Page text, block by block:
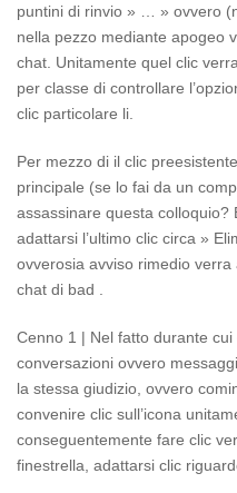
puntini di rinvio » … » ovvero
nella pezzo mediante apogeo
chat. Unitamente quel clic
per classe di controllare
clic particolare li.
Per mezzo di il clic
principale (se lo fai da un
assassinare questa colloquio?
adattarsi l’ultimo clic circa »
ovverosia avviso rimedio
chat di bad .
Cenno 1 | Nel fatto durante
conversazioni ovvero
la stessa giudizio, ovvero
convenire clic sull’icona
conseguentemente fare clic
finestrella, adattarsi clic